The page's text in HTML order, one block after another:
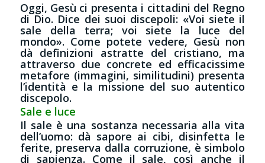
Oggi, Gesù ci presenta i cittadini del Regno
di Dio. Dice dei suoi discepoli: «Voi siete il
sale della terra; voi siete la luce del
mondo». Come potete vedere, Gesù non
dà definizioni astratte del cristiano, ma
attraverso due concrete ed efficacissime
metafore (immagini, similitudini) presenta
l’identità e la missione del suo autentico
discepolo.
Sale e luce
Il sale è una sostanza necessaria alla vita
dell’uomo: dà sapore ai cibi, disinfetta le
ferite, preserva dalla corruzione, è simbolo
di sapienza. Come il sale, così anche il